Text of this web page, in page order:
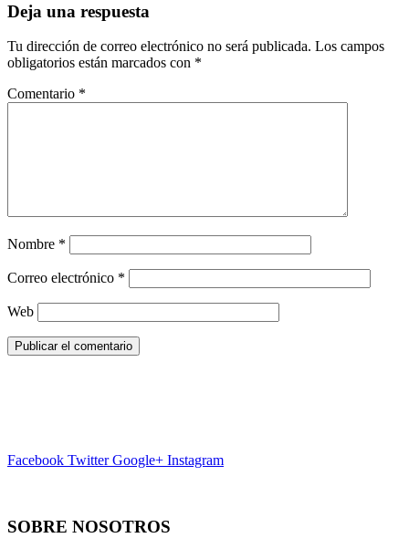
Deja una respuesta
Tu dirección de correo electrónico no será publicada. Los campos
obligatorios están marcados con *
Comentario *
Nombre *
Correo electrónico *
Web
Facebook Twitter Google+ Instagram
SOBRE NOSOTROS